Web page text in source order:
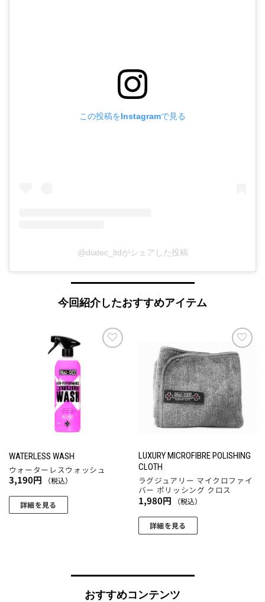
この投稿をInstagramで見る
@diatec_ltdがシェアした投稿
今回紹介したおすすめアイテム
WATERLESS WASH
ウォーターレスウォッシュ
3,190円 （税込）
詳細を見る
お気
に入
りに
追加
LUXURY MICROFIBRE POLISHING
CLOTH
ラグジュアリー マイクロファイ
バー ポリッシング クロス
1,980円 （税込）
詳細を見る
おすすめコンテンツ